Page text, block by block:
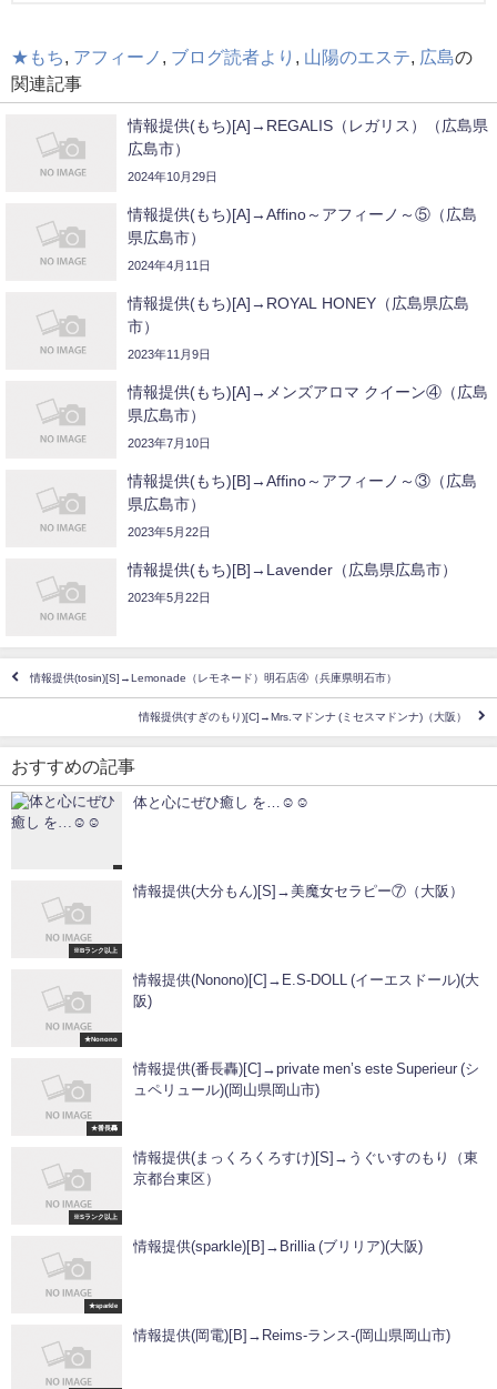
★もち, アフィーノ , ブログ読者より , 山陽のエステ, 広島の
関連記事
情報提供(もち)[A]→REGALIS（レガリス）（広島県
広島市）
2024年10月29日
情報提供(もち)[A]→Affino～アフィーノ～⑤（広島
県広島市）
2024年4月11日
情報提供(もち)[A]→ROYAL HONEY（広島県広島
市）
2023年11月9日
情報提供(もち)[A]→メンズアロマ クイーン④（広島
県広島市）
2023年7月10日
情報提供(もち)[B]→Affino～アフィーノ～③（広島
県広島市）
2023年5月22日
情報提供(もち)[B]→Lavender（広島県広島市）
2023年5月22日
情報提供(tosin)[S]→Lemonade（レモネード）明石店④（兵庫県明石市）
情報提供(すぎのもり)[C]→Mrs.マドンナ (ミセスマドンナ)（大阪）
おすすめの記事
体と心にぜひ癒し を…☺☺
※Bランク以上
情報提供(大分もん)[S]→美魔女セラピー⑦（大阪）
★Nonono
情報提供(Nonono)[C]→E.S-DOLL (イーエスドール)(大
阪)
★番長轟
情報提供(番長轟)[C]→private men’s este Superieur (シ
ュペリュール)(岡山県岡山市)
※Sランク以上
情報提供(まっくろくろすけ)[S]→うぐいすのもり（東
京都台東区）
★sparkle
情報提供(sparkle)[B]→Brillia (ブリリア)(大阪)
情報提供(岡電)[B]→Reims-ランス-(岡山県岡山市)